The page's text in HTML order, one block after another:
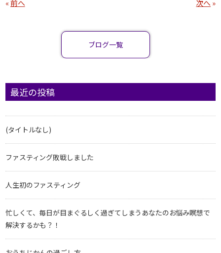
«前へ 次へ »
ブログ一覧
最近の投稿
(タイトルなし)
ファスティング敗戦しました
人生初のファスティング
忙しくて、毎日が目まぐるしく過ぎてしまうあなたのお悩み瞑想で
解決するかも？！